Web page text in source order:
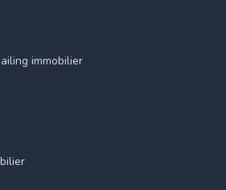
immobilier